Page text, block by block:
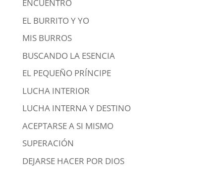
ENCUENTRO
EL BURRITO Y YO
MIS BURROS
BUSCANDO LA ESENCIA
EL PEQUEÑO PRÍNCIPE
LUCHA INTERIOR
LUCHA INTERNA Y DESTINO
ACEPTARSE A SI MISMO
SUPERACIÓN
DEJARSE HACER POR DIOS